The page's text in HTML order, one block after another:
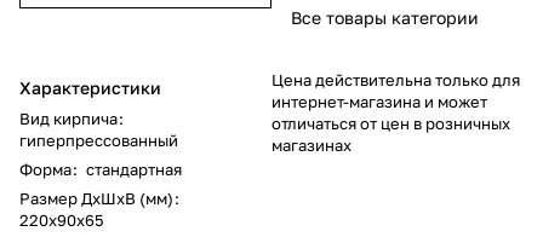
Характеристики
Вид кирпича:
гиперпрессованный
Форма: стандартная
Размер ДхШхВ (мм):
220x90x65
Все товары категории
Цена действительна только для
интернет-магазина и может
отличаться от цен в розничных
магазинах